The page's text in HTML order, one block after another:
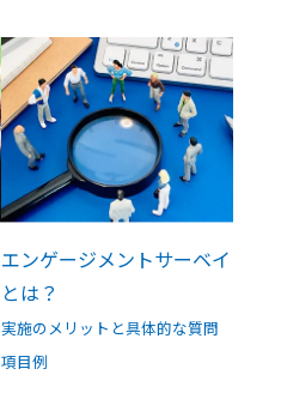
エンゲージメントサーベイ
とは？
実施のメリットと具体的な質問
項目例